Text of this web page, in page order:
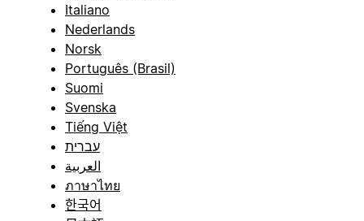
Italiano
Nederlands
Norsk
Português (Brasil)
Suomi
Svenska
Tiếng Việt
עברית
العربية
ภาษาไทย
한국어